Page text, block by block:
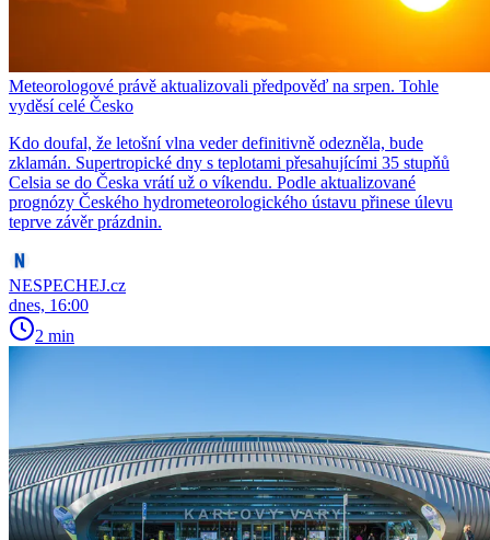
Meteorologové právě aktualizovali předpověď na srpen. Tohle
vyděsí celé Česko
Kdo doufal, že letošní vlna veder definitivně odezněla, bude
zklamán. Supertropické dny s teplotami přesahujícími 35 stupňů
Celsia se do Česka vrátí už o víkendu. Podle aktualizované
prognózy Českého hydrometeorologického ústavu přinese úlevu
teprve závěr prázdnin.
NESPECHEJ.cz
dnes, 16:00
2 min